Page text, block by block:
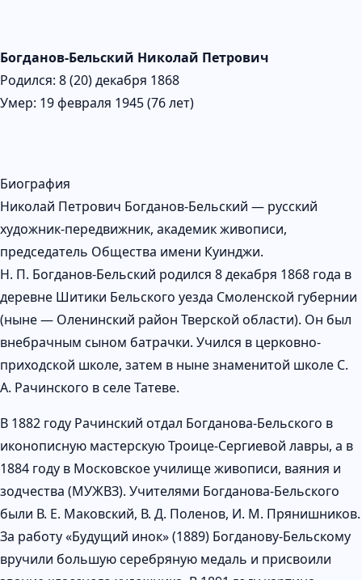
Богданов-Бельский Николай Петрович
Родился: 8 (20) декабря 1868
Умер: 19 февраля 1945 (76 лет)
Биография
Николай Петрович Богданов-Бельский — русский
художник-передвижник, академик живописи,
председатель Общества имени Куинджи.
Н. П. Богданов-Бельский родился 8 декабря 1868 года в
деревне Шитики Бельского уезда Смоленской губернии
(ныне — Оленинский район Тверской области). Он был
внебрачным сыном батрачки. Учился в церковно-
приходской школе, затем в ныне знаменитой школе С.
А. Рачинского в селе Татеве.
В 1882 году Рачинский отдал Богданова-Бельского в
иконописную мастерскую Троице-Сергиевой лавры, а в
1884 году в Московское училище живописи, ваяния и
зодчества (МУЖВЗ). Учителями Богданова-Бельского
были В. Е. Маковский, В. Д. Поленов, И. М. Прянишников.
За работу «Будущий инок» (1889) Богданову-Бельскому
вручили большую серебряную медаль и присвоили